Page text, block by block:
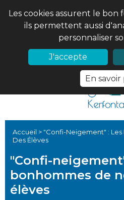
Les cookies assurent le
ils permettent aussi
personnaliser
J'accepte
En
02 97 56 61 18
Accueil > "Confi-Neigement" :
Des Élèves
"Confi-
bonhommes de
élèves